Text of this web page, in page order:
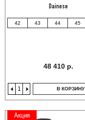
Dainese
42 43 44 45
48 410 р.
В КОРЗИНУ
Акция